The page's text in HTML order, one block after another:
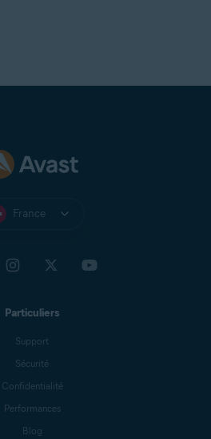
France
Particuliers
Support
Sécurité
Confidentialité
Performances
Blog